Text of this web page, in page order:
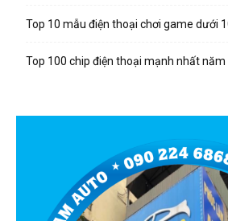
Top 10 mẫu điện thoại chơi game dưới
Top 100 chip điện thoại mạnh nhất năm